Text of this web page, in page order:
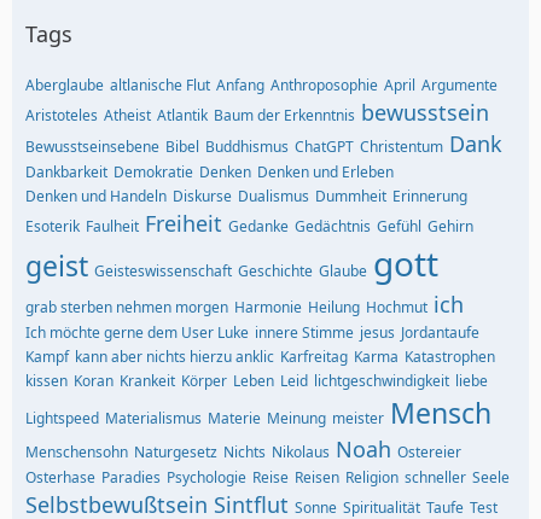
Tags
Aberglaube altlanische Flut Anfang Anthroposophie April Argumente
Aristoteles Atheist Atlantik Baum der Erkenntnis bewusstsein
Bewusstseinsebene Bibel Buddhismus ChatGPT Christentum Dank
Dankbarkeit Demokratie Denken Denken und Erleben
Denken und Handeln Diskurse Dualismus Dummheit Erinnerung
Esoterik Faulheit Freiheit Gedanke Gedächtnis Gefühl Gehirn
geist Geisteswissenschaft Geschichte Glaube gott
grab sterben nehmen morgen Harmonie Heilung Hochmut ich
Ich möchte gerne dem User Luke innere Stimme jesus Jordantaufe
Kampf kann aber nichts hierzu anklic Karfreitag Karma Katastrophen
kissen Koran Krankeit Körper Leben Leid lichtgeschwindigkeit liebe
Lightspeed Materialismus Materie Meinung meister Mensch
Menschensohn Naturgesetz Nichts Nikolaus Noah Ostereier
Osterhase Paradies Psychologie Reise Reisen Religion schneller Seele
Selbstbewußtsein Sintflut Sonne Spiritualität Taufe Test